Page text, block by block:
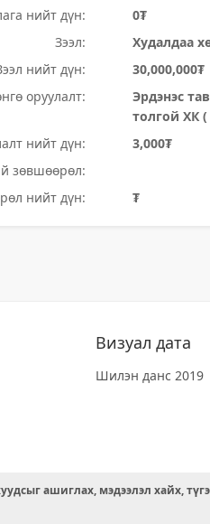
нийт дүн:
0₮
Зээл:
Худалдаа
нийт дүн:
30,000,000₮
оруулалт:
Эрдэнэс
толгой ХК
нийт дүн:
3,000₮
зөвшөөрөл:
нийт дүн:
₮
Визуал дата
Шилэн данс 2019
ашиглах, мэдээлэл хайх,